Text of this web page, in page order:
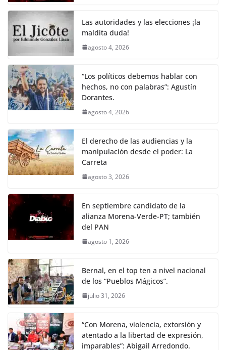
o
k
p k
Las autoridades y las elecciones ¡la
maldita duda!
agosto 4, 2026
“Los políticos debemos hablar con
hechos, no con palabras”: Agustín
Dorantes.
agosto 4, 2026
El derecho de las audiencias y la
manipulación desde el poder: La
Carreta
agosto 3, 2026
En septiembre candidato de la
alianza Morena-Verde-PT; también
del PAN
agosto 1, 2026
Bernal, en el top ten a nivel nacional
de los “Pueblos Mágicos”.
julio 31, 2026
“Con Morena, violencia, extorsión y
atentado a la libertad de expresión,
imparables”: Abigail Arredondo.